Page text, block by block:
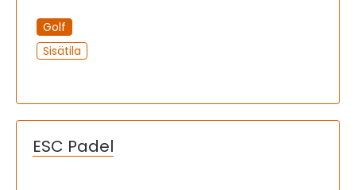
Golf
Sisätila
ESC Padel